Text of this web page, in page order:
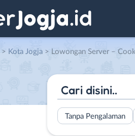
> Kota Jogja > Lowongan Server – Cook Helper di Saka
Tanpa Pengalaman